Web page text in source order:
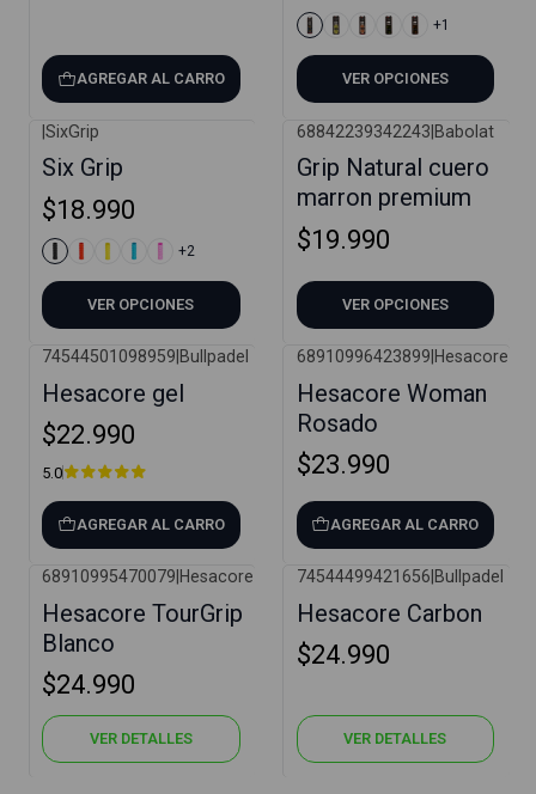
AGREGAR AL CARRO
+1
VER OPCIONES
|SixGrip
Six Grip
$18.990
+2
VER OPCIONES
68842239342243|Babolat
Grip Natural cuero
marron premium
$19.990
VER OPCIONES
74544501098959 Bullpadel
Hesacore gel
$22.990
5.0
AGREGAR AL CARRO
68910996423899 Hesacore
Hesacore Woman
Rosado
$23.990
AGREGAR AL CARRO
68910995470079 Hesacore
Hesacore TourGrip
Blanco
$24.990
VER DETALLES
74544499421656 Bullpadel
Hesacore Carbon
$24.990
VER DETALLES